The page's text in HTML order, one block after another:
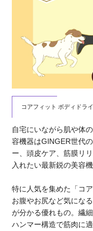
コアフィット ボディドラ
自宅にいながら肌や体
容機器はGINGER世代
ー、頭皮ケア、筋膜リ
入れたい最新鋭の美容
特に人気を集めた「コ
お腹やお尻など気にな
が分かる優れもの。繊
ハンマー構造で筋肉に